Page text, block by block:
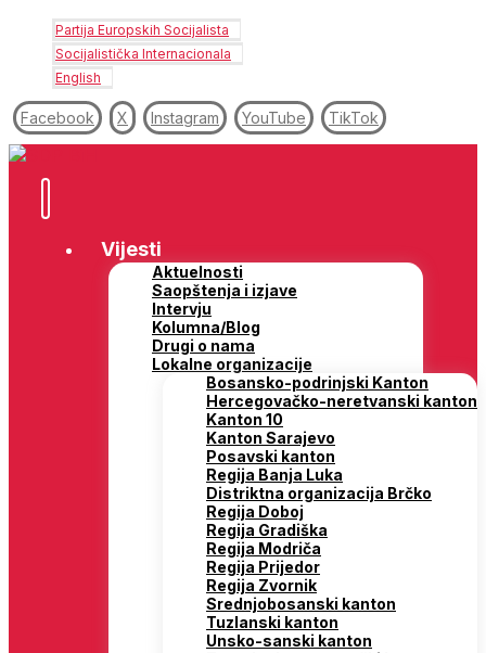
Partija Europskih Socijalista
Socijalistička Internacionala
English
Facebook X Instagram YouTube TikTok
Vijesti
Aktuelnosti
Saopštenja i izjave
Intervju
Kolumna/Blog
Drugi o nama
Lokalne organizacije
Bosansko-podrinjski Kanton
Hercegovačko-neretvanski kanton
Kanton 10
Kanton Sarajevo
Posavski kanton
Regija Banja Luka
Distriktna organizacija Brčko
Regija Doboj
Regija Gradiška
Regija Modriča
Regija Prijedor
Regija Zvornik
Srednjobosanski kanton
Tuzlanski kanton
Unsko-sanski kanton